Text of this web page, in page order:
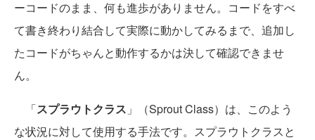
ーコードのまま、何も進歩がありません。コードをすべ
て書き終わり結合して実際に動かしてみるまで、追加し
たコードがちゃんと動作するかは決して確認できませ
ん。
「スプラウトクラス 」（Sprout Class）は、このよう
な状況に対して使用する手法です。スプラウトクラスと